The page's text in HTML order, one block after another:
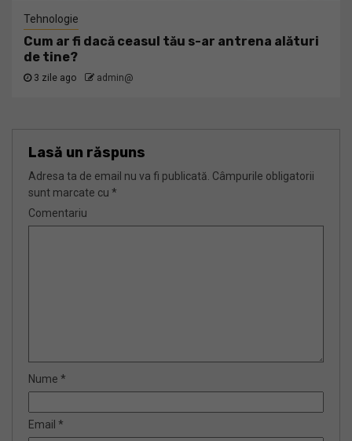
Tehnologie
Cum ar fi dacă ceasul tău s-ar antrena alături
de tine?
3 zile ago admin@
Lasă un răspuns
Adresa ta de email nu va fi publicată. Câmpurile obligatorii
sunt marcate cu *
Comentariu
Nume *
Email *